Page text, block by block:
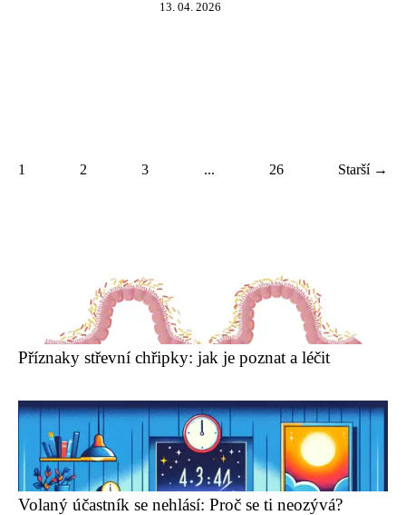
13. 04. 2026
1 2 3 ... 26 Starší →
Příznaky střevní chřipky: jak je poznat a léčit
Volaný účastník se nehlásí: Proč se ti neozývá?